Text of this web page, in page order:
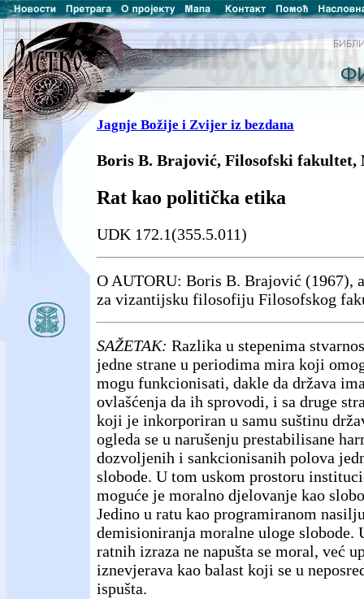
Jagnje Božije i Zvijer iz bezdana
Boris B. Brajović, Filosofski fakultet,
Rat kao politička etika
UDK 172.1(355.5.011)
O AUTORU: Boris B. Brajović (1967),
za vizantijsku filosofiju Filosofskog
SAŽETAK: Razlika u stepenima
jedne strane u periodima mira koji
mogu funkcionisati, dakle da država
ovlašćenja da ih sprovodi, i sa druge
koji je inkorporiran u samu suštinu
ogleda se u narušenju prestabilisane
dozvoljenih i sankcionisanih polova
slobode. U tom uskom prostoru
moguće je moralno djelovanje kao
Jedino u ratu kao programiranom
demisioniranja moralne uloge slobode.
ratnih izraza ne napušta se moral, već
iznevjerava kao balast koji se u
ispušta.